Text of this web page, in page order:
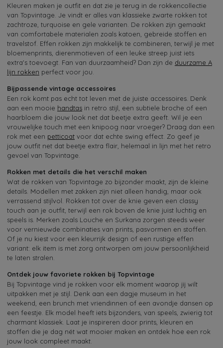
Kleuren maken je outfit en dat zie je terug in de rokkencollectie
van Topvintage. Je vindt er alles van klassieke zwarte rokken tot
zachtroze, turquoise en gele varianten. De rokken zijn gemaakt
van comfortabele materialen zoals katoen, gebreide stoffen en
travelstof. Effen rokken zijn makkelijk te combineren, terwijl je met
bloemenprints, dierenmotieven of een leuke streep juist iets
extra's toevoegt. Fan van duurzaamheid? Dan zijn de duurzame A
lijn rokken perfect voor jou.
Bijpassende vintage accessoires
Een rok komt pas echt tot leven met de juiste accessoires. Denk
aan een mooie handtas in retro stijl, een subtiele broche of een
haarbloem die jouw look net dat beetje extra geeft. Wil je een
vrouwelijke touch met een knipoog naar vroeger? Draag dan een
rok met een petticoat voor dat echte swing effect. Zo geef je
jouw outfit net dat beetje extra flair, helemaal in lijn met het retro
gevoel van Topvintage.
Rokken met details die het verschil maken
Wat de rokken van Topvintage zo bijzonder maakt, zijn de kleine
details. Modellen met zakken zijn niet alleen handig, maar ook
verrassend stijlvol. Rokken tot over de knie geven een classy
touch aan je outfit, terwijl een rok boven de knie juist luchtig en
speels is. Merken zoals Louche en Surkana zorgen steeds weer
voor vernieuwde combinaties van prints, pasvormen en stoffen.
Of je nu kiest voor een kleurrijk design of een rustige effen
variant: elk item is met zorg ontworpen om jouw persoonlijkheid
te laten stralen.
Ontdek jouw favoriete rokken bij Topvintage
Bij Topvintage vind je rokken voor elk moment waarop jij wilt
uitpakken met je stijl. Denk aan een dagje museum in het
weekend, een brunch met vriendinnen of een avondje dansen op
een feestje. Elk model heeft iets bijzonders, van speels, zwierig tot
charmant klassiek. Laat je inspireren door prints, kleuren en
stoffen die je dag nét wat mooier maken en ontdek hoe een rok
jouw look compleet maakt.